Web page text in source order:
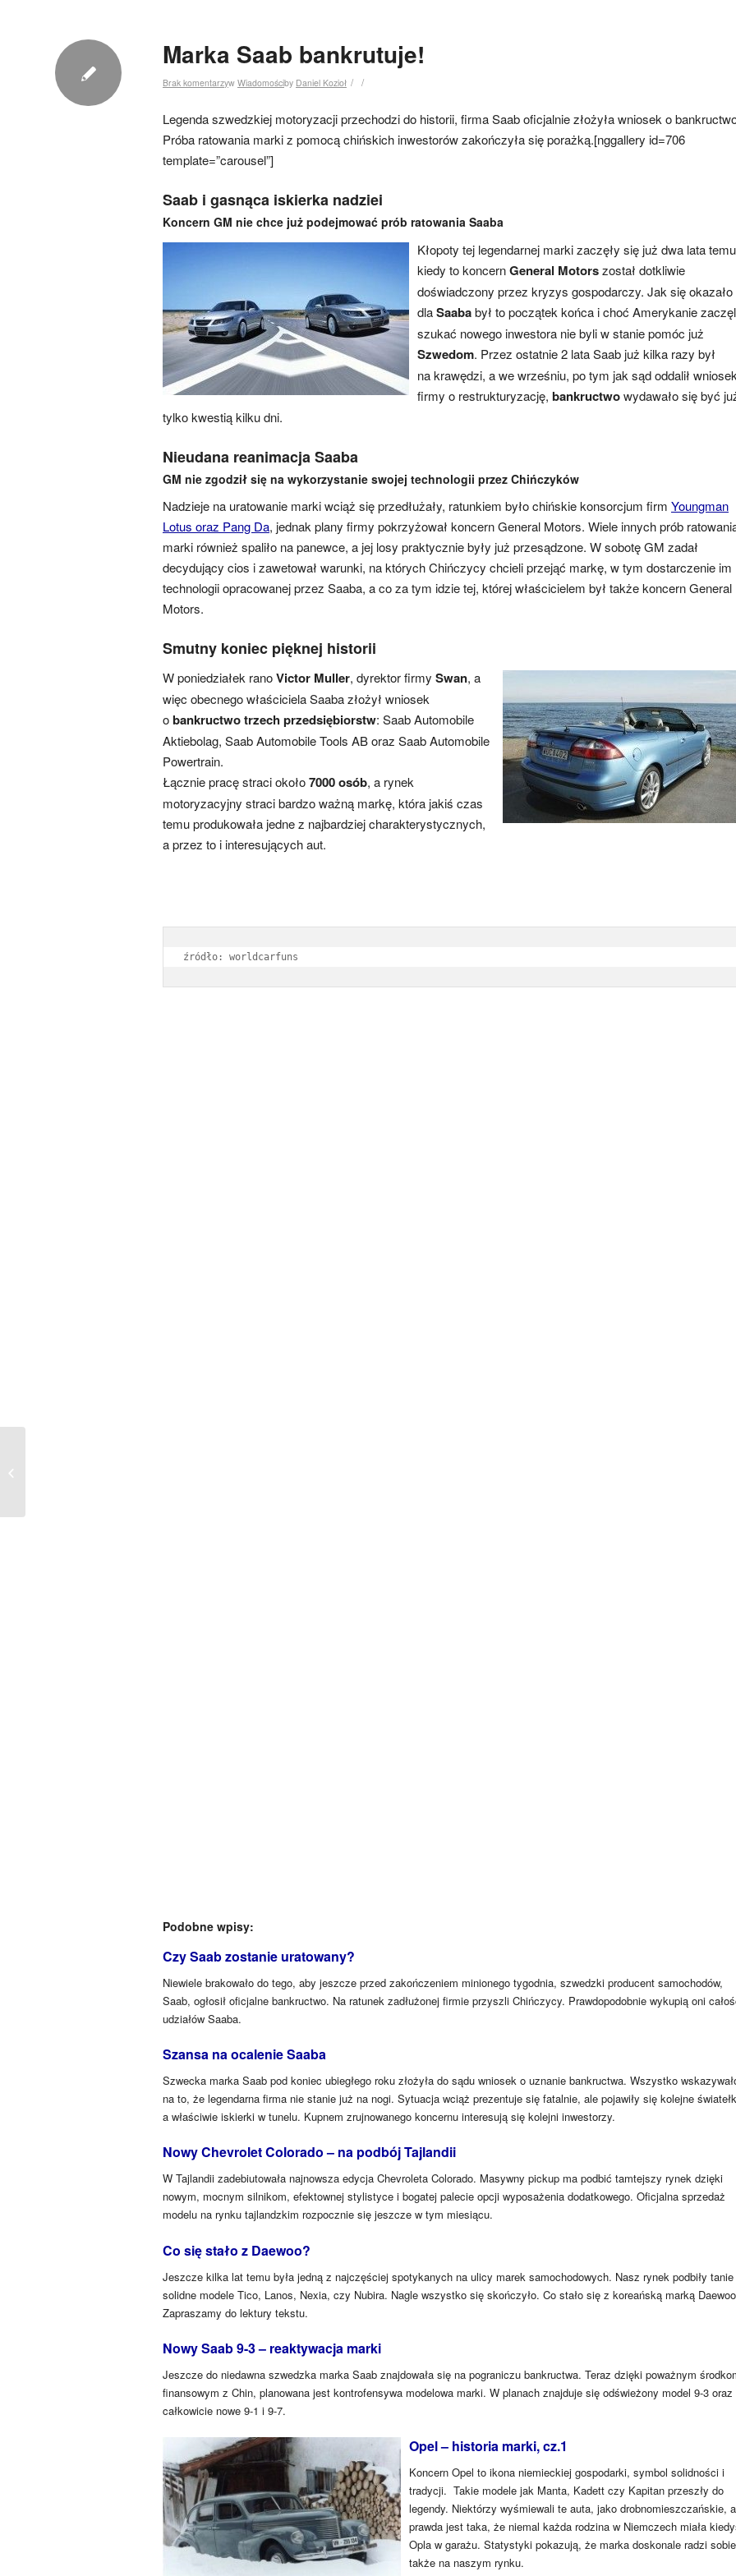
Marka Saab bankrutuje!
Brak komentarzy /
w Wiadomości /
by Daniel Kozioł
Legenda szwedzkiej motoryzacji przechodzi do historii, firma Saab oficjalnie złożyła wniosek o
Próba ratowania marki z pomocą chińskich inwestorów zakończyła się porażką.[nggallery id=706
template=”carousel”]
Saab i gasnąca iskierka nadziei
Koncern GM nie chce już podejmować prób ratowania Saaba
Kłopoty tej legendarnej marki zaczęły się już dwa lata
kiedy to koncernGeneral Motorszostał dotkliwie
doświadczony przez kryzys gospodarczy. Jak się okazało
dlaSaababył to początek końca i choć Amerykanie
szukać nowego inwestora nie byli w stanie pomóc już
Szwedom. Przez ostatnie 2 lata Saab już kilka razy był
na krawędzi, a we wrześniu, po tym jak sąd oddalił
firmy o restrukturyzację, bankructwowydawało się być
tylko kwestią kilku dni.
Nieudana reanimacja Saaba
GM nie zgodził się na wykorzystanie swojej technologii przez Chińczyków
Nadzieje na uratowanie marki wciąż się przedłużały, ratunkiem było chińskie konsorcjum firm Youngman
Lotus oraz Pang Da, jednak plany firmy pokrzyżował koncern General Motors. Wiele innych prób
marki również spaliło na panewce, a jej losy praktycznie były już przesądzone. W sobotę GM zadał
decydujący cios i zawetował warunki, na których Chińczycy chcieli przejąć markę, w tym dostarczenie im
technologii opracowanej przez Saaba, a co za tym idzie tej, której właścicielem był także koncern General
Motors.
Smutny koniec pięknej historii
W poniedziałek ranoVictor Muller, dyrektor firmy Swan, a
więc obecnego właściciela Saaba złożył wniosek
obankructwo trzech przedsiębiorstw: Saab Automobile
Aktiebolag, Saab Automobile Tools AB oraz Saab Automobile
Powertrain.
Łącznie pracę straci około7000 osób, a rynek
motoryzacyjny straci bardzo ważną markę, która jakiś czas
temu produkowała jedne z najbardziej charakterystycznych,
a przez to i interesujących aut.
źródło: worldcarfuns
Podobne wpisy:
Czy Saab zostanie uratowany?
Niewiele brakowało do tego, aby jeszcze przed zakończeniem minionego tygodnia, szwedzki producent samochodów,
Saab, ogłosił oficjalne bankructwo. Na ratunek zadłużonej firmie przyszli Chińczycy. Prawdopodobnie wykupią oni
udziałów Saaba.
Szansa na ocalenie Saaba
Szwecka marka Saab pod koniec ubiegłego roku złożyła do sądu wniosek o uznanie bankructwa. Wszystko
na to, że legendarna firma nie stanie już na nogi. Sytuacja wciąż prezentuje się fatalnie, ale pojawiły się kolejne
a właściwie iskierki w tunelu. Kupnem zrujnowanego koncernu interesują się kolejni inwestorzy.
Nowy Chevrolet Colorado – na podbój Tajlandii
W Tajlandii zadebiutowała najnowsza edycja Chevroleta Colorado. Masywny pickup ma podbić tamtejszy rynek dzięki
nowym, mocnym silnikom, efektownej stylistyce i bogatej palecie opcji wyposażenia dodatkowego. Oficjalna sprzedaż
modelu na rynku tajlandzkim rozpocznie się jeszcze w tym miesiącu.
Co się stało z Daewoo?
Jeszcze kilka lat temu była jedną z najczęściej spotykanych na ulicy marek samochodowych. Nasz rynek podbiły
solidne modele Tico, Lanos, Nexia, czy Nubira. Nagle wszystko się skończyło. Co stało się z koreańską marką
Zapraszamy do lektury tekstu.
Nowy Saab 9-3 – reaktywacja marki
Jeszcze do niedawna szwedzka marka Saab znajdowała się na pograniczu bankructwa. Teraz dzięki poważnym
finansowym z Chin, planowana jest kontrofensywa modelowa marki. W planach znajduje się odświeżony model 9-3 oraz
całkowicie nowe 9-1 i 9-7.
Opel – historia marki, cz.1
Koncern Opel to ikona niemieckiej gospodarki, symbol solidności i
tradycji. Takie modele jak Manta, Kadett czy Kapitan przeszły do
legendy. Niektórzy wyśmiewali te auta, jako drobnomieszczańskie,
prawda jest taka, że niemal każda rodzina w Niemczech miała
Opla w garażu. Statystyki pokazują, że marka doskonale radzi sobie
także na naszym rynku.